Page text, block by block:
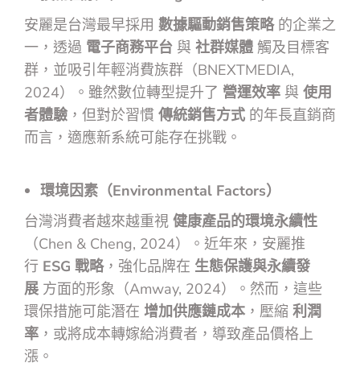
安麗是台灣最早採用 數據驅動銷售策略的企業之
一，透過 電子商務平台 與 社群媒體 觸及目標客
群，並吸引年輕消費族群（BNEXTMEDIA,
2024）。雖然數位轉型提升了 營運效率 與 使用
者體驗 ，但對於習慣 傳統銷售方式 的年長直銷商
而言，適應新系統可能存在挑戰。
環境因素（Environmental Factors）
台灣消費者越來越重視 健康產品的環境永續性
（Chen & Cheng, 2024）。近年來，安麗推
行 ESG 戰略，強化品牌在 生態保護與永續發
展 方面的形象（Amway, 2024）。然而，這些
環保措施可能潛在 增加供應鏈成本 ，壓縮 利潤
率 ，或將成本轉嫁給消費者，導致產品價格上
漲。